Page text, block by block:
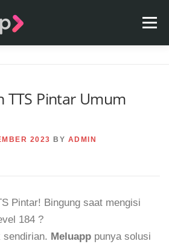
Menu
TTS Pintar Umum
2023 BY ADMIN
Pintar! Bingung saat mengisi
184 ?
sendirian. Meluapp punya solusi